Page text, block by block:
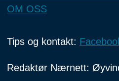
OM OSS
Tips og kontakt:
Redaktør Nærnett: